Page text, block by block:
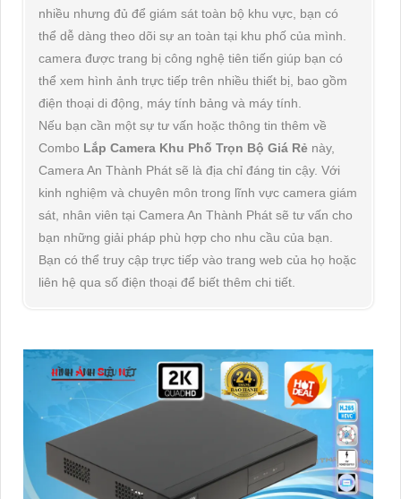
nhiều nhưng đủ để giám sát toàn bộ khu vực, bạn có
thể dễ dàng theo dõi sự an toàn tại khu phố của mình.
camera được trang bị công nghệ tiên tiến giúp bạn có
thể xem hình ảnh trực tiếp trên nhiều thiết bị, bao gồm
điện thoại di động, máy tính bảng và máy tính.
Nếu bạn cần một sự tư vấn hoặc thông tin thêm về
Combo Lắp Camera Khu Phố Trọn Bộ Giá Rẻ này,
Camera An Thành Phát sẽ là địa chỉ đáng tin cậy. Với
kinh nghiệm và chuyên môn trong lĩnh vực camera giám
sát, nhân viên tại Camera An Thành Phát sẽ tư vấn cho
bạn những giải pháp phù hợp cho nhu cầu của bạn.
Bạn có thể truy cập trực tiếp vào trang web của họ hoặc
liên hệ qua số điện thoại để biết thêm chi tiết.